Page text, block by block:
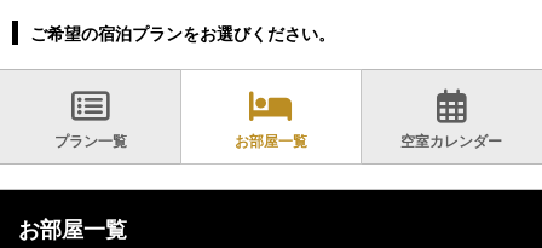
ご希望の宿泊プランをお選びください。
プラン一覧 お部屋一覧 空室カレンダー
お部屋一覧